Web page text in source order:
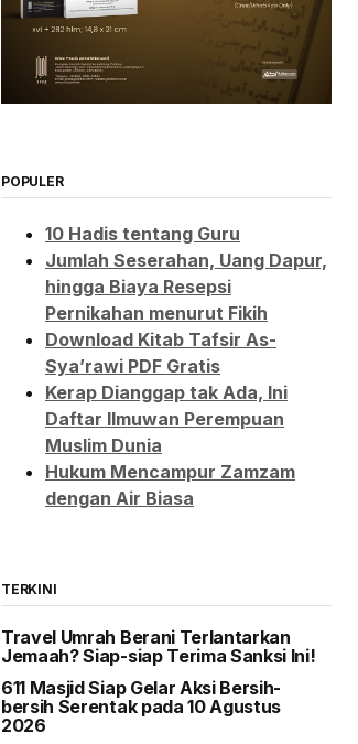
POPULER
10 Hadis tentang Guru
Jumlah Seserahan, Uang Dapur,
hingga Biaya Resepsi
Pernikahan menurut Fikih
Download Kitab Tafsir As-
Sya’rawi PDF Gratis
Kerap Dianggap tak Ada, Ini
Daftar Ilmuwan Perempuan
Muslim Dunia
Hukum Mencampur Zamzam
dengan Air Biasa
TERKINI
Travel Umrah Berani Terlantarkan
Jemaah? Siap-siap Terima Sanksi Ini!
611 Masjid Siap Gelar Aksi Bersih-
bersih Serentak pada 10 Agustus
2026